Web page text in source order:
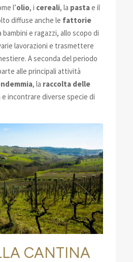
l’olio, i cereali, la pastae il
diffuse anche le fattorie
bambini e ragazzi, allo scopo di
lavorazioni e trasmettere
A seconda del periodo
alle principali attività
, la raccolta delle
e incontrare diverse specie di
CANTINA